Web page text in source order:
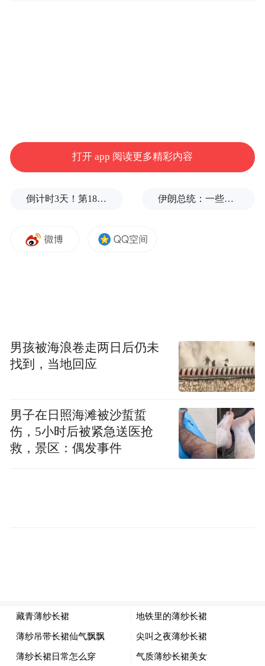
众反对派议员大闹会场，丑态百出，11名反
对派议员被逐出会场。
期间，陈志全赤脚站在主席台右边的椅子
上，又用议员的座椅霸占会议室通道，踩在
干预立法会职员，都有机会触犯《立法会
（权力及特权）条例》，她先后向多名反对
打开 app 阅读更多精彩内容
倒计时3天！第18届影响世界华人盛典即将启幕 伊朗总统：一些人认为美欧会出现通货膨胀，伊朗不会，我无法理解
男孩被海浪卷走两日后仍未
找到，当地回应
男子在日照海滩被沙蜇蜇
伤，5小时后被紧急送医抢
救，景区：偶发事件